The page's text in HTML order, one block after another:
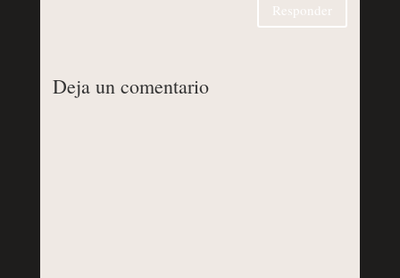
Responder
Deja un comentario